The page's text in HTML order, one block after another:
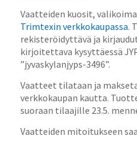
Vaatteiden kuosit,
Trimtexin verkkokaupassa.
rekisteröidyttävä ja
kirjoitettava kysyttäessä
”jyvaskylanjyps-3496”.
Vaatteet tilataan ja
verkkokaupan kautta.
suoraan tilaajille 23.5.
Vaatteiden mitoitukseen